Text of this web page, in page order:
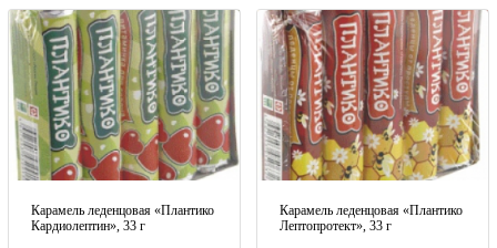
Карамель леденцовая «Плантико
Кардиолептин», 33 г
Карамель леденцовая «Плантико
Лептопротект», 33 г